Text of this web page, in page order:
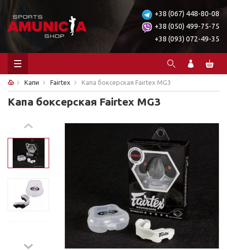
+38 (067) 448-80-08
+38 (050) 499-75-75
+38 (093) 072-49-35
Капи Fairtex Капа боксерская Fairtex MG3
Капа боксерская Fairtex MG3